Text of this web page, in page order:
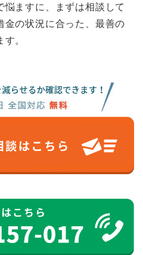
ますに、まずは相談して
金の状況に合った、最善の
。